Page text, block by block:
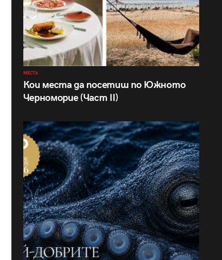
МЕСТА
Кои места да посетиш по Южното
Черноморие (Част II)